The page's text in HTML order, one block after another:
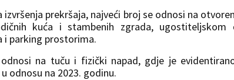
prekršaja, najveći broj se odnosi na
kuća i stambenih zgrada,
i parking prostorima.
na tuču i fizički napad, gdje je
odnosu na 2023. godinu.